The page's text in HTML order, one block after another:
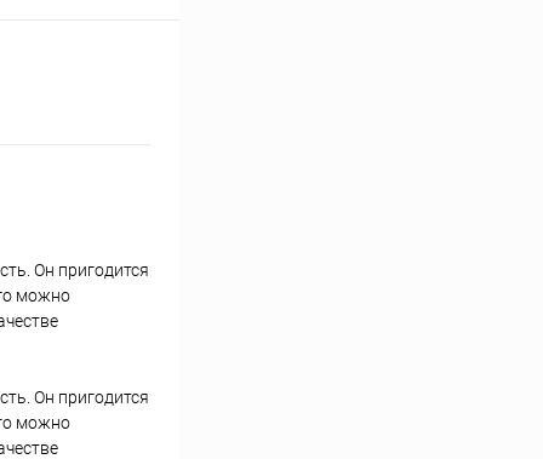
Он пригодится
можно
Он пригодится
можно